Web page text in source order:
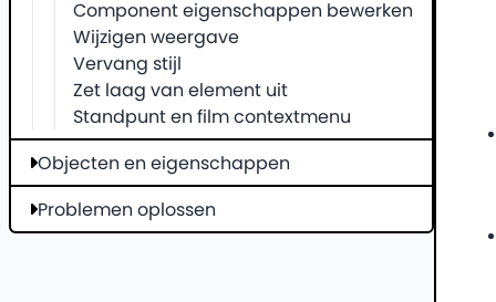
Component eigenschappen bewerken
Wijzigen weergave
Vervang stijl
Zet laag van element uit
Standpunt en film contextmenu
Objecten en eigenschappen
Problemen oplossen